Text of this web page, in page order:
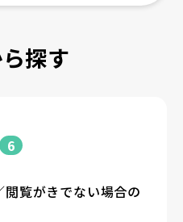
探す
6
覧がきでない場合の